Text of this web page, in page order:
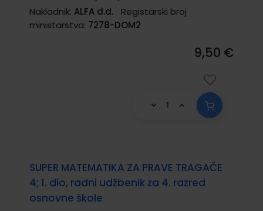
Nakladnik: ALFA d.d.
Registarski broj
ministarstva: 7278-DOM2
9,50 €
SUPER MATEMATIKA ZA PRAVE TRAGAČE
4; 1. dio, radni udžbenik za 4. razred
osnovne škole